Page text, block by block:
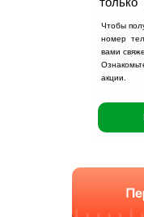
Чтобы
номер
вами
акции.
и